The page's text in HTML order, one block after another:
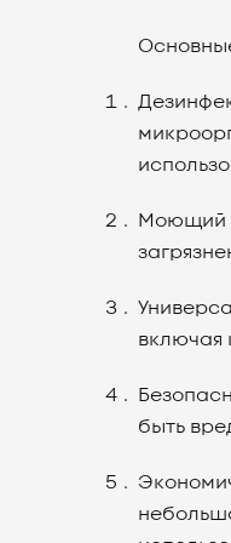
Моющий
включая
быть